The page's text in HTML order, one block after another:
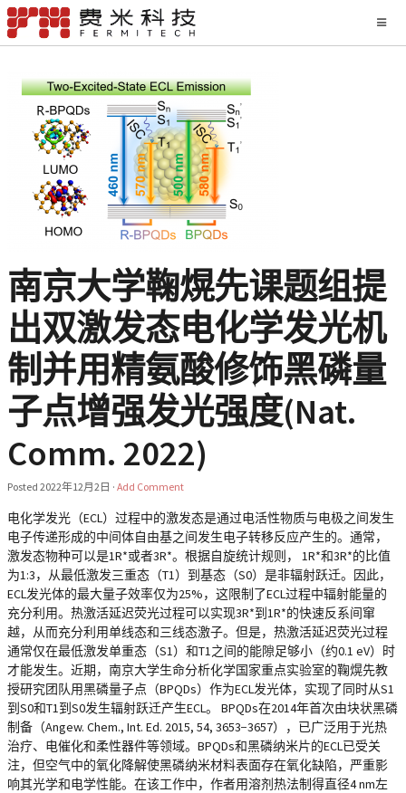
南京大学鞠熀先课题组提
出双激发态电化学发光机
制并用精氨酸修饰黑磷量
子点增强发光强度(Nat.
Comm. 2022)
Posted 2022年12月2日 · Add Comment
电化学发光（ECL）过程中的激发态是通过电活性物质与电极之间发生
电子传递形成的中间体自由基之间发生电子转移反应产生的。通常，
激发态物种可以是1R*或者3R*。根据自旋统计规则， 1R*和3R*的比值
为1:3，从最低激发三重态（T1）到基态（S0）是非辐射跃迁。因此，
ECL发光体的最大量子效率仅为25%，这限制了ECL过程中辐射能量的
充分利用。热激活延迟荧光过程可以实现3R*到1R*的快速反系间窜
越，从而充分利用单线态和三线态激子。但是，热激活延迟荧光过程
通常仅在最低激发单重态（S1）和T1之间的能隙足够小（约0.1 eV）时
才能发生。近期，南京大学生命分析化学国家重点实验室的鞠熀先教
授研究团队用黑磷量子点（BPQDs）作为ECL发光体，实现了同时从S1
到S0和T1到S0发生辐射跃迁产生ECL。 BPQDs在2014年首次由块状黑磷
制备（Angew. Chem., Int. Ed. 2015, 54, 3653−3657），已广泛用于光热
治疗、电催化和柔性器件等领域。BPQDs和黑磷纳米片的ECL已受关
注，但空气中的氧化降解使黑磷纳米材料表面存在氧化缺陷，严重影
响其光学和电学性能。在该工作中，作者用溶剂热法制得直径4 nm左